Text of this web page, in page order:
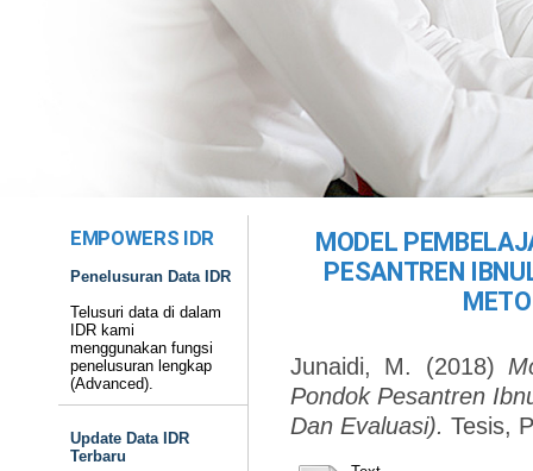
EMPOWERS IDR
Penelusuran Data IDR
Telusuri data di dalam
IDR kami
menggunakan fungsi
penelusuran lengkap
(Advanced).
Update Data IDR
Terbaru
MODEL
PESANTREN
Junaidi, M. (2018)
Pondok Pesantren
Dan Evaluasi). Tesis,